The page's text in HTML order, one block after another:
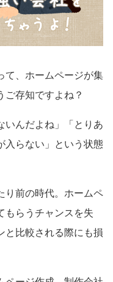
て、ホームページが集
ご存知ですよね？
いんだよね」「とりあ
入らない」という状態
り前の時代。ホームペ
もらうチャンスを失
と比較される際にも損